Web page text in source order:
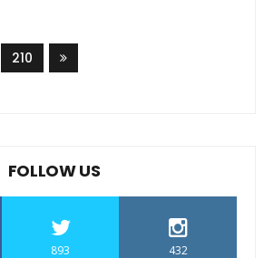
210
FOLLOW US
893 432